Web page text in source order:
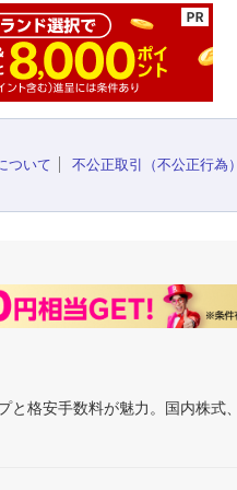
ついて
不公正取引（不公正行為
格安手数料が魅力。国内株式